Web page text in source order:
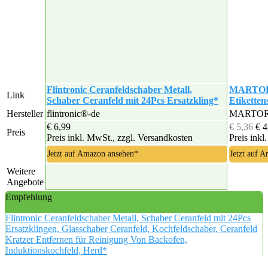
Link
Flintronic Ceranfeldschaber Metall,
Schaber Ceranfeld mit 24Pcs Ersatzkling*
Hersteller flintronic®-de
Preis
€ 6,99
Preis inkl. MwSt., zzgl. Versandkosten
€ 5,36 €
Preis
Jetzt auf Amazon ansehen* Jetzt auf
Weitere
Angebote
Empfehlung
Flintronic Ceranfeldschaber Metall, Schaber Ceranfeld mit 24Pcs
Ersatzklingen, Glasschaber Ceranfeld, Kochfeldschaber, Ceranfeld
Kratzer Entfernen für Reinigung Von Backofen,
Induktionskochfeld, Herd*